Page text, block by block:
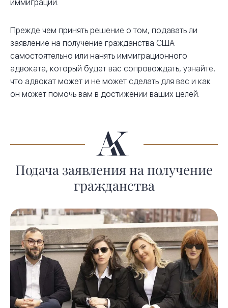
иммиграции.
Прежде чем принять решение о том, подавать ли
заявление на получение гражданства США
самостоятельно или нанять иммиграционного
адвоката, который будет вас сопровождать, узнайте,
что адвокат может и не может сделать для вас и как
он может помочь вам в достижении ваших целей.
Подача заявления на получение
гражданства